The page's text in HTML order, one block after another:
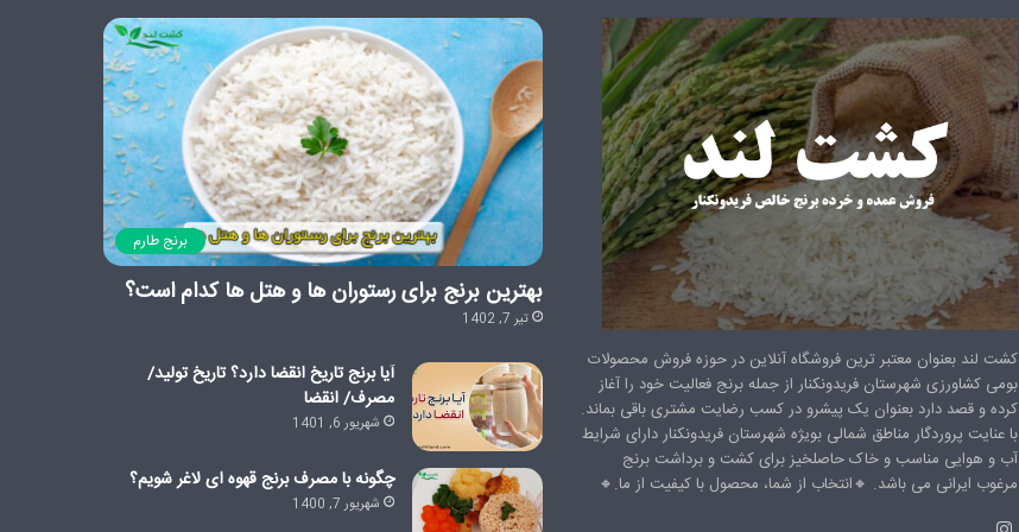
کشت لند بعنوان معتبر ترین فروشگاه آنلاین در حوزه فروش محصولات
بومی کشاورزی شهرستان فریدونکنار از جمله برنج فعالیت خود را آغاز
کرده و قصد دارد بعنوان یک پیشرو در کسب رضایت مشتری باقی بماند.
با عنایت پروردگار مناطق شمالی بویژه شهرستان فریدونکنار دارای شرایط
آب و هوایی مناسب و خاک حاصلخیز برای کشت و برداشت برنج
مرغوب ایرانی می باشد. 🔸️انتخاب از شما، محصول با کیفیت از ما.🔸️
برنج طارم
بهترین برنج برای رستوران ها و هتل ها کدام است؟
تیر 7, 1402
آیا برنج تاریخ انقضا دارد؟ تاریخ تولید/
مصرف/ انقضا
شهریور 6, 1401
چگونه با مصرف برنج قهوه ای لاغر شویم؟
شهریور 7, 1400